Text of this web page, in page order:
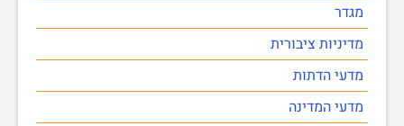
מגדר
מדיניות ציבורית
מדעי הדתות
מדעי המדינה